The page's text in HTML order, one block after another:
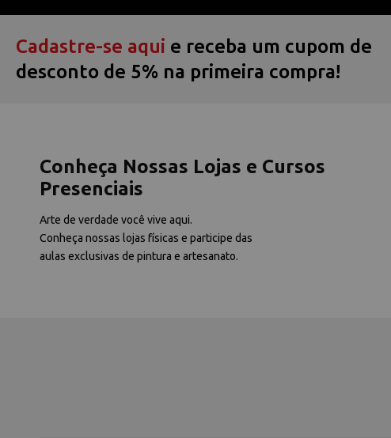
Cadastre-se aqui e receba um cupom de
desconto de 5% na primeira compra!
Conheça Nossas Lojas e Cursos
Presenciais
Arte de verdade você vive aqui.
Conheça nossas lojas físicas e participe das
aulas exclusivas de pintura e artesanato.